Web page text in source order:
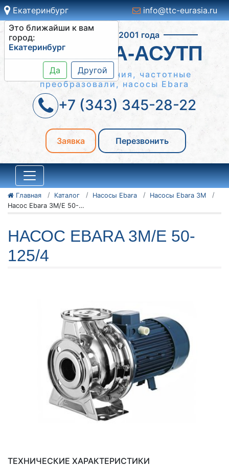
Екатеринбург
Это ближайши к вам
город:
Екатеринбург
Да Другой
info@ttc-eurasia.ru
Работаем с 2001 года
СИСТЕМА-АСУТП
Шкафы управления, частотные
преобразовали, насосы Ebara
+7 (343) 345-28-22
Заявка Перезвонить
Главная Каталог Насосы Ebara
Насосы Ebara 3M
Насос Ebara 3M/E 50-125/4
НАСОС EBARA 3M/E 50-
125/4
ТЕХНИЧЕСКИЕ ХАРАКТЕРИСТИКИ